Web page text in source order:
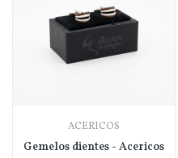
ACERICOS
Gemelos dientes - Acericos